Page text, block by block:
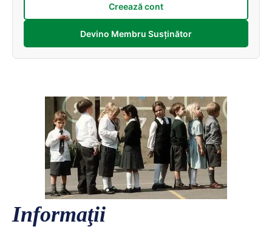
Creează cont
Devino Membru Susținător
Informaţii